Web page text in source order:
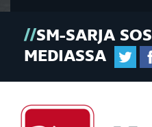
SM-SARJA
MEDIASSA